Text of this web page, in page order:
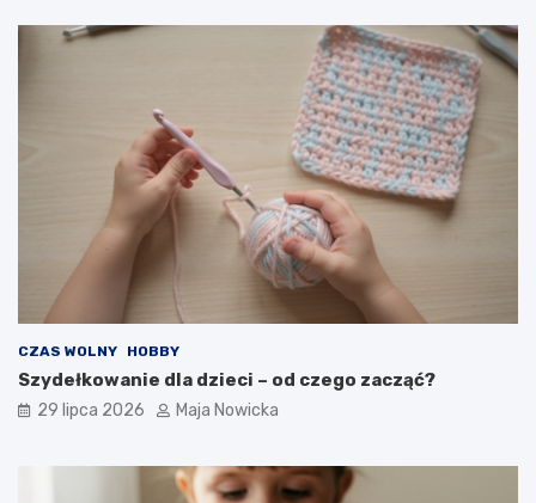
CZAS WOLNY HOBBY
Szydełkowanie dla dzieci – od czego zacząć?
29 lipca 2026 Maja Nowicka